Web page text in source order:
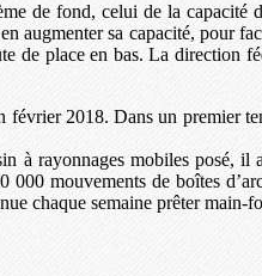
de fond, celui de la
augmenter sa capacité, pour
de place en bas. La direction
février 2018. Dans un
à rayonnages mobiles posé,
mouvements de boîtes
chaque semaine prêter main-